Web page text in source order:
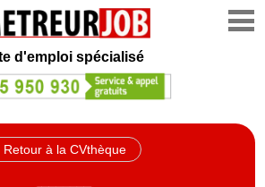
d'emploi spécialisé
Retour à la CVthèque